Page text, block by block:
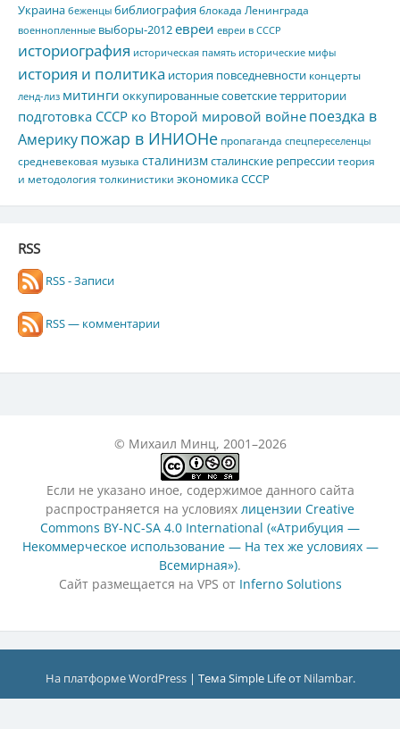
Украина беженцы библиография блокада Ленинграда
военнопленные выборы-2012евреи евреи в СССР
историография историческая память исторические мифы
история и политика история повседневности концерты
ленд-лиз митинги оккупированные советские территории
подготовка СССР ко Второй мировой войнепоездка в
Америкупожар в ИНИОНе пропаганда спецпереселенцы
средневековая музыка сталинизмсталинские репрессиитеория
и методология толкинистики экономика СССР
RSS
RSS - Записи
RSS — комментарии
© Михаил Минц, 2001–2026
Если не указано иное, содержимое данного сайта
распространяется на условиях лицензии Creative
Commons BY-NC-SA 4.0 International («Атрибуция —
Некоммерческое использование — На тех же условиях —
Всемирная»).
Сайт размещается на VPS от Inferno Solutions
На платформе WordPress | Тема Simple Life от Nilambar.